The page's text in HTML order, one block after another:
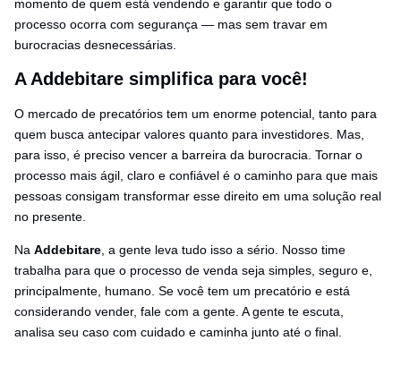
momento de quem está vendendo e garantir que todo o
processo ocorra com segurança — mas sem travar em
burocracias desnecessárias.
A Addebitare simplifica para você!
O mercado de precatórios tem um enorme potencial, tanto para
quem busca antecipar valores quanto para investidores. Mas,
para isso, é preciso vencer a barreira da burocracia. Tornar o
processo mais ágil, claro e confiável é o caminho para que mais
pessoas consigam transformar esse direito em uma solução real
no presente.
Na Addebitare, a gente leva tudo isso a sério. Nosso time
trabalha para que o processo de venda seja simples, seguro e,
principalmente, humano. Se você tem um precatório e está
considerando vender, fale com a gente. A gente te escuta,
analisa seu caso com cuidado e caminha junto até o final.